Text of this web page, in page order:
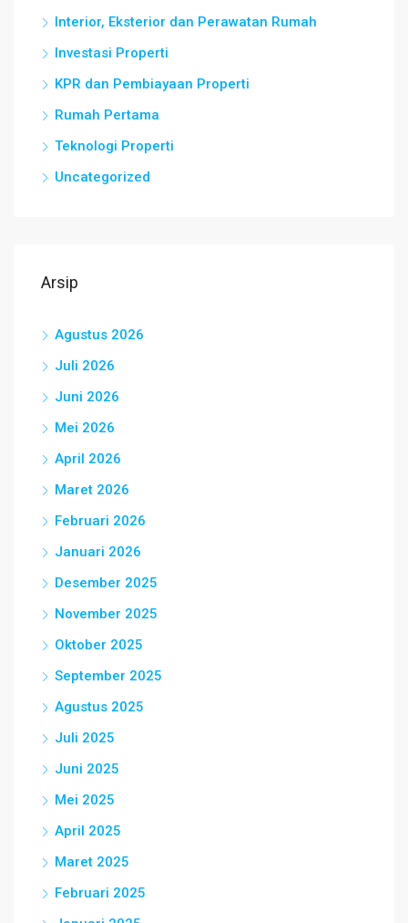
Interior, Eksterior dan Perawatan Rumah
Investasi Properti
KPR dan Pembiayaan Properti
Rumah Pertama
Teknologi Properti
Uncategorized
Arsip
Agustus 2026
Juli 2026
Juni 2026
Mei 2026
April 2026
Maret 2026
Februari 2026
Januari 2026
Desember 2025
November 2025
Oktober 2025
September 2025
Agustus 2025
Juli 2025
Juni 2025
Mei 2025
April 2025
Maret 2025
Februari 2025